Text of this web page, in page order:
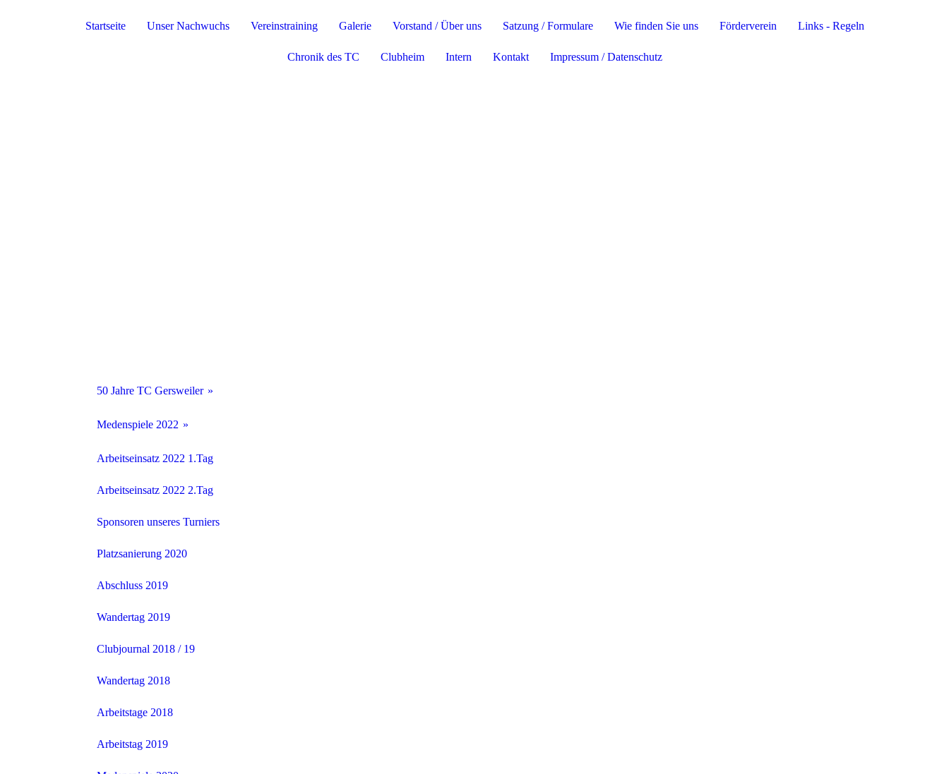
Startseite Unser Nachwuchs Vereinstraining Galerie Vorstand / Über uns Satzung / Formulare Wie finden Sie uns Förderverein Links - Regeln
Chronik des TC Clubheim Intern Kontakt Impressum / Datenschutz
50 Jahre TC Gersweiler
Mitgliedervers. 2023
Medenspiele 2022
Juniorinnen U18 Landesliga 3
Herren 60 Verbandsliga 2
Herren 65 Saarlandliga 1
SG Herren 70 Saarlandliga
Arbeitseinsatz 2022 1.Tag
Arbeitseinsatz 2022 2.Tag
Sponsoren unseres Turniers
Platzsanierung 2020
Abschluss 2019
Wandertag 2019
Clubjournal 2018 / 19
Wandertag 2018
Arbeitstage 2018
Arbeitstag 2019